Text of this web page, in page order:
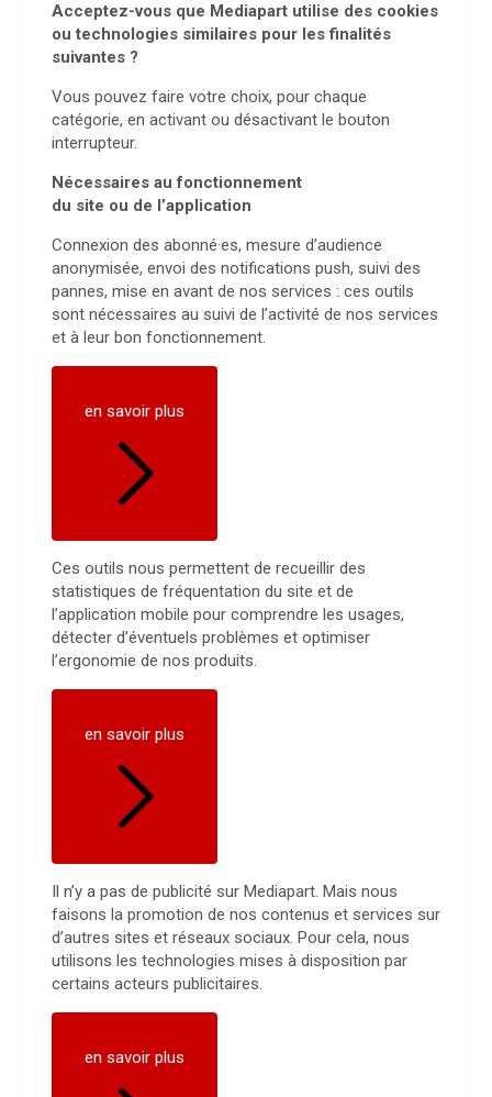
Acceptez-vous que Mediapart utilise des cookies
ou technologies similaires pour les finalités
suivantes ?
Vous pouvez faire votre choix, pour chaque
catégorie, en activant ou désactivant le bouton
interrupteur.
Nécessaires au fonctionnement
du site ou de l’application
Connexion des abonné·es, mesure d’audience
anonymisée, envoi des notifications push, suivi des
pannes, mise en avant de nos services : ces outils
sont nécessaires au suivi de l’activité de nos services
et à leur bon fonctionnement.
en savoir plus
Ces outils nous permettent de recueillir des
statistiques de fréquentation du site et de
l’application mobile pour comprendre les usages,
détecter d’éventuels problèmes et optimiser
l’ergonomie de nos produits.
en savoir plus
Il n’y a pas de publicité sur Mediapart. Mais nous
faisons la promotion de nos contenus et services sur
d’autres sites et réseaux sociaux. Pour cela, nous
utilisons les technologies mises à disposition par
certains acteurs publicitaires.
en savoir plus